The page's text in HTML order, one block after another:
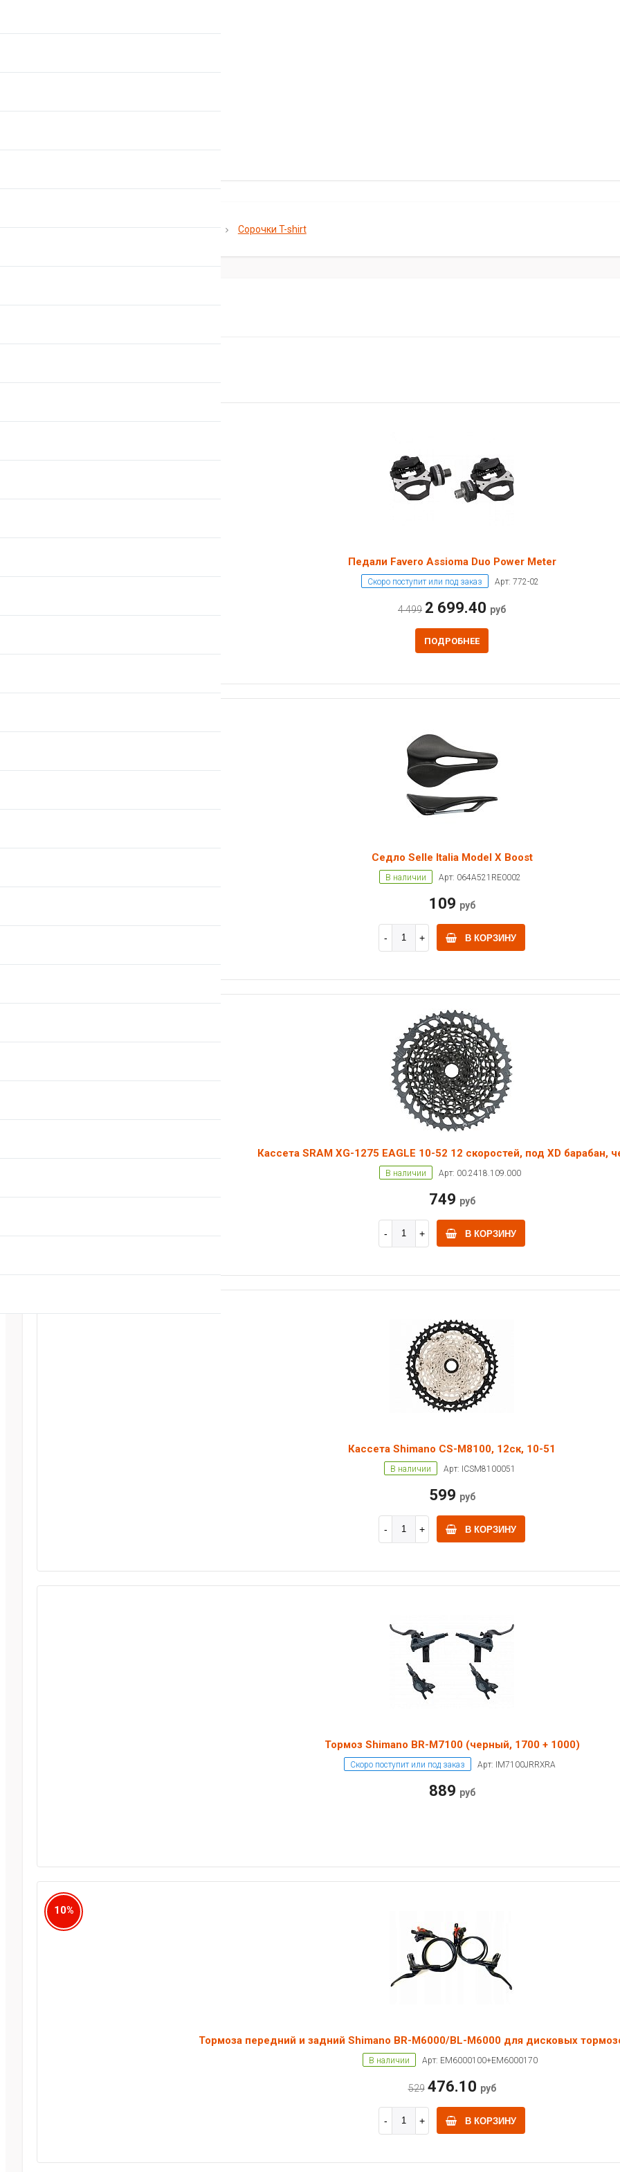
Главная Каталог Велоодежда Сорочки T-shirt
Сорочки T-shirt
Педали Favero Assioma Duo Power Meter
Скоро поступит или под заказ Арт: 772-02
4 499 2 699.40 руб
ПОДРОБНЕЕ
Седло Selle Italia Model X Boost
В наличии Арт: 064A521RE0002
109 руб
В КОРЗИНУ
Кассета SRAM XG-1275 EAGLE 10-52 12 скоростей, под XD барабан,
В наличии Арт: 00.2418.109.000
749 руб
В КОРЗИНУ
Кассета Shimano CS-M8100, 12ск, 10-51
В наличии Арт: ICSM8100051
599 руб
В КОРЗИНУ
Тормоз Shimano BR-M7100 (черный, 1700 + 1000)
Скоро поступит или под заказ Арт: IM7100JRRXRA
889 руб
10%
Тормоза передний и задний Shimano BR-M6000/BL-M6000 для дисковых
В наличии Арт: EM6000100+EM6000170
529 476.10 руб
В КОРЗИНУ